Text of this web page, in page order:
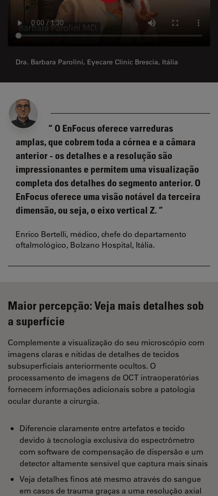
Dra. Barbara Parolini, Eyecare Clinic Brescia, Itália
O EnFocus oferece varreduras
amplas, que cobrem toda a córnea e a câmara
anterior - os detalhes e a resolução são
impressionantes e permitem uma visualização
completa dos detalhes do segmento anterior. O
EnFocus oferece uma visão notável da terceira
dimensão, ou seja, o eixo vertical Z.
Enrico Bertelli, médico, chefe do departamento
oftalmológico, Bolzano Hospital, Itália.
Maior percepção: Veja mais detalhes sob
a superfície
Complemente a visualização do seu microscópio com
imagens claras e nítidas de detalhes de tecidos
subsuperficiais anteriormente ocultos. O
processamento de imagens de OCT intraoperatórias
fornecem informações adicionais sobre a patologia
ocular durante a cirurgia.
Diferencie claramente entre artefatos e tecido
devido à tecnologia exclusiva do espectrômetro
com software de compensação de dispersão e um
detector altamente sensível que captura mais sinais
Veja detalhes finos até mesmo através do sangue
em casos de trauma graças a uma resolução axial